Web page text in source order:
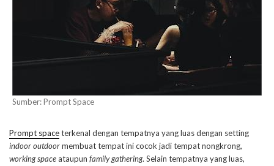
Sumber: Prompt Space
Prompt spaceterkenal dengan tempatnya yang luas dengan setting
indoor outdoormembuat tempat ini cocok jadi tempat nongkrong,
working spaceataupun family gathering. Selain tempatnya yang luas,